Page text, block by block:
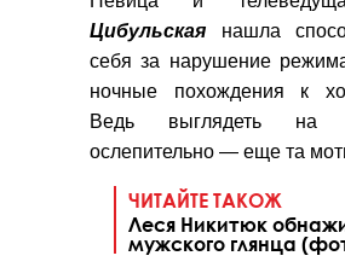
Цибульская нашла
себя за нарушение
ночные похождения к
Ведь выглядеть на
ослепительно — еще та
ЧИТАЙТЕ ТАКОЖ
Леся Никитюк
мужского глянца